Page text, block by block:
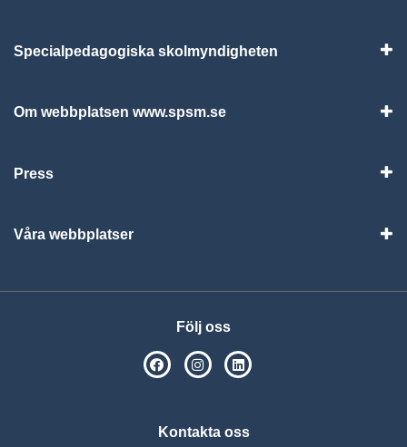
Specialpedagogiska skolmyndigheten
Om webbplatsen www.spsm.se
Press
Våra webbplatser
Följ oss
SPSM på Facebook
SPSM på Instagram
Kontakta oss